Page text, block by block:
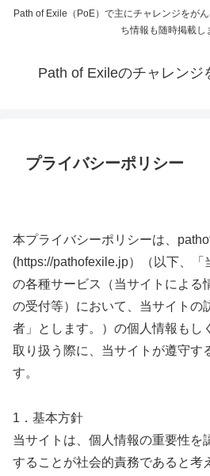
Path of Exile（PoE）で主にチャレンジをが
ち情報も随時掲載し
Path of Exileのチャレンジ
プライバシーポリシー
本プライバシーポリシーは、
(https://pathofexile.jp）（以下、
の各種サービス（当サイトによる
の受付等）において、当サイトの
者」とします。）の個人情報もし
取り扱う際に、当サイトが遵守す
す。
1．基本方針
当サイトは、個人情報の重要性を
することが社会的責務であると考